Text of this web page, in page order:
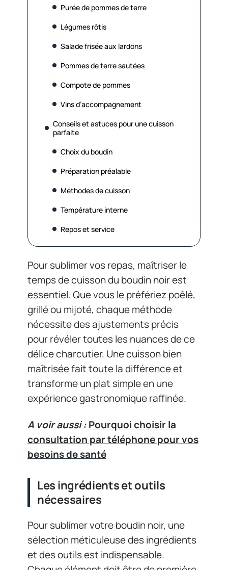
Purée de pommes de terre
Légumes rôtis
Salade frisée aux lardons
Pommes de terre sautées
Compote de pommes
Vins d’accompagnement
Conseils et astuces pour une cuisson
parfaite
Choix du boudin
Préparation préalable
Méthodes de cuisson
Température interne
Repos et service
Pour sublimer vos repas, maîtriser le
temps de cuisson du boudin noir est
essentiel. Que vous le préfériez poêlé,
grillé ou mijoté, chaque méthode
nécessite des ajustements précis
pour révéler toutes les nuances de ce
délice charcutier. Une cuisson bien
maîtrisée fait toute la différence et
transforme un plat simple en une
expérience gastronomique raffinée.
A voir aussi :Pourquoi choisir la
consultation par téléphone pour vos
besoins de santé
Les ingrédients et outils
nécessaires
Pour sublimer votre boudin noir, une
sélection méticuleuse des ingrédients
et des outils est indispensable.